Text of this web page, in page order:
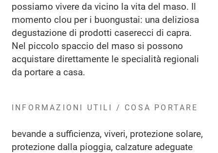
possiamo vivere da vicino la vita del maso. Il
momento clou per i buongustai: una deliziosa
degustazione di prodotti caserecci di capra.
Nel piccolo spaccio del maso si possono
acquistare direttamente le specialità regionali
da portare a casa.
INFORMAZIONI UTILI / COSA PORTARE
bevande a sufficienza, viveri, protezione solare,
protezione dalla pioggia, calzature adeguate